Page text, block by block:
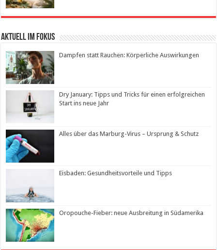
Aktuell im Fokus
Dampfen statt Rauchen: Körperliche Auswirkungen
Dry January: Tipps und Tricks für einen erfolgreichen
Start ins neue Jahr
Alles über das Marburg-Virus – Ursprung & Schutz
Eisbaden: Gesundheitsvorteile und Tipps
Oropouche-Fieber: neue Ausbreitung in Südamerika